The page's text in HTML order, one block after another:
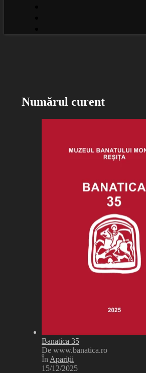
Numărul curent
Banatica 35
De www.banatica.ro
În Apariții
15/12/2025